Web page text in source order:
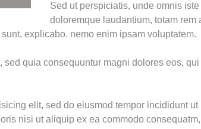
Sed ut perspiciatis, unde omnis
doloremque laudantium, totam
explicabo. nemo enim ipsam voluptatem.
quia consequuntur magni dolores eos,
elit, sed do eiusmod tempor incididunt
nisi ut aliquip ex ea commodo